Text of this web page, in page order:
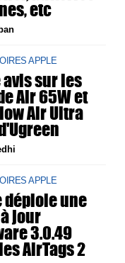
etc
APPLE
avis sur les
Air 65W et
Air Ultra
APPLE
déploie une
jour
3.0.49
AirTags 2